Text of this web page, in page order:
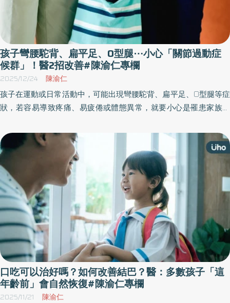
孩子彎腰駝背、扁平足、O型腿⋯小心「關節過動症
候群」！醫2招改善#陳渝仁專欄
2025/12/24 陳渝仁
孩子在運動或日常活動中，可能出現彎腰駝背、扁平足、O型腿等症
狀，若容易導致疼痛、易疲倦或體態異常，就要小心是罹患家族遺
體態及提升生活品質至關重要。《優活健康網》特邀仁生復建科診
所院長、復健科醫師陳渝仁撰文，建議2招運動可改善。
口吃可以治好嗎？如何改善結巴？醫：多數孩子「這
年齡前」會自然恢復#陳渝仁專欄
2025/11/21 陳渝仁